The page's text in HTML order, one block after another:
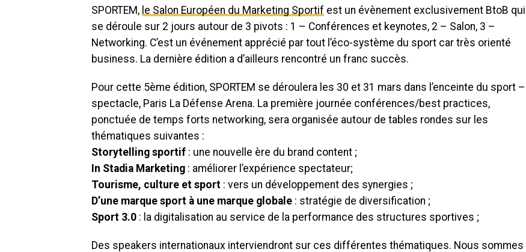
SPORTEM, le Salon Européen du Marketing Sportif est un évènement exclusivement BtoB qui
se déroule sur 2 jours autour de 3 pivots : 1 – Conférences et keynotes, 2 – Salon, 3 –
Networking. C’est un événement apprécié par tout l’éco-système du sport car très orienté
business. La dernière édition a d’ailleurs rencontré un franc succès.
Pour cette 5ème édition, SPORTEM se déroulera les 30 et 31 mars dans l’enceinte du sport –
spectacle, Paris La Défense Arena. La première journée conférences/best practices,
ponctuée de temps forts networking, sera organisée autour de tables rondes sur les
thématiques suivantes :
Storytelling sportif : une nouvelle ère du brand content ;
In Stadia Marketing : améliorer l’expérience spectateur;
Tourisme, culture et sport : vers un développement des synergies ;
D’une marque sport à une marque globale : stratégie de diversification ;
Sport 3.0 : la digitalisation au service de la performance des structures sportives ;
Des speakers internationaux interviendront sur ces différentes thématiques. Nous sommes